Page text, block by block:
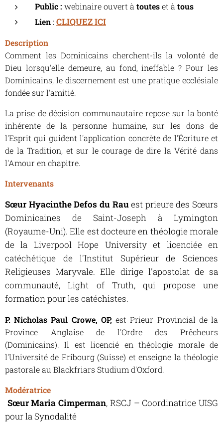
Public : webinaire ouvert à touteset à tous
Lien : CLIQUEZ ICI
Description
Comment les Dominicains cherchent-ils la volonté de
Dieu lorsqu'elle demeure, au fond, ineffable ? Pour les
Dominicains, le discernement est une pratique ecclésiale
fondée sur l'amitié.
La prise de décision communautaire repose sur la bonté
inhérente de la personne humaine, sur les dons de
l'Esprit qui guident l'application concrète de l'Écriture et
de la Tradition, et sur le courage de dire la Vérité dans
l'Amour en chapitre.
Intervenants
Sœur Hyacinthe Defos du Rauest prieure des Sœurs
Dominicaines de Saint-Joseph à Lymington
(Royaume-Uni). Elle est docteure en théologie morale
de la Liverpool Hope University et licenciée en
catéchétique de l'Institut Supérieur de Sciences
Religieuses Maryvale. Elle dirige l'apostolat de sa
communauté, Light of Truth, qui propose une
formation pour les catéchistes.
P. Nicholas Paul Crowe, OP, est Prieur Provincial de la
Province Anglaise de l'Ordre des Prêcheurs
(Dominicains). Il est licencié en théologie morale de
l'Université de Fribourg (Suisse) et enseigne la théologie
pastorale au Blackfriars Studium d'Oxford.
Modératrice
Sœur Maria Cimperman, RSCJ – Coordinatrice UISG
pour la Synodalité